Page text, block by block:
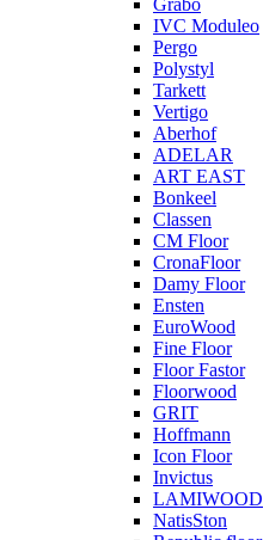
Grabo
IVC Moduleo
Pergo
Polystyl
Tarkett
Vertigo
Aberhof
ADELAR
ART EAST
Bonkeel
Classen
CM Floor
CronaFloor
Damy Floor
Ensten
EuroWood
Fine Floor
Floor Fastor
Floorwood
GRIT
Hoffmann
Icon Floor
Invictus
LAMIWOOD
NatisSton